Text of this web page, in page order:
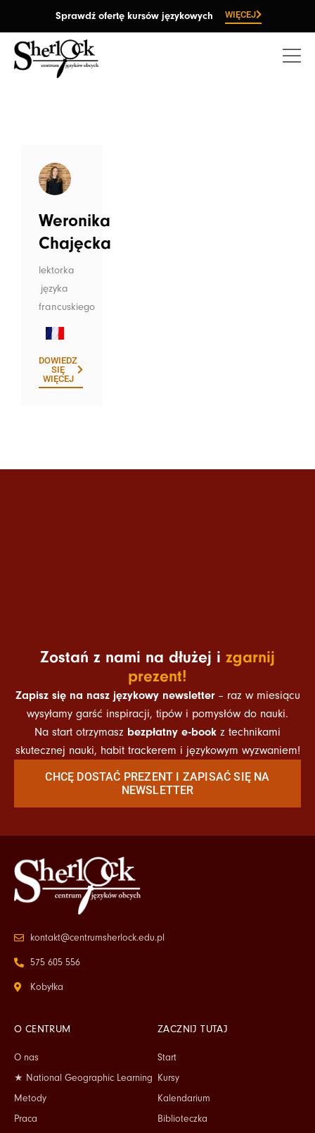
treści
Sprawdź ofertę kursów językowych WIĘCEJ
Weronika
Chajęcka
lektorka
języka
francuskiego
DOWIEDZ
SIĘ
WIĘCEJ
Zostań z nami na dłużej i zgarnij
prezent!
Zapisz się na nasz językowy newsletter– raz w miesiącu
wysyłamy garść inspiracji, tipów i pomysłów do nauki.
Na start otrzymasz bezpłatny e-book z technikami
skutecznej nauki, habit trackerem i językowym wyzwaniem!
CHCĘ DOSTAĆ PREZENT I ZAPISAĆ SIĘ NA
NEWSLETTER
kontakt@centrumsherlock.edu.pl
575 605 556
Kobyłka
O CENTRUM
O nas
★ National Geographic Learning
Metody
Praca
ZACZNIJ TUTAJ
Start
Kursy
Kalendarium
Biblioteczka